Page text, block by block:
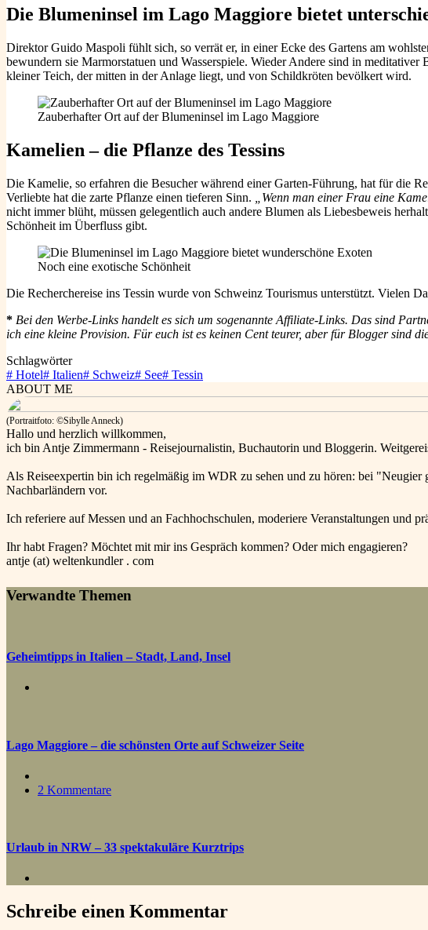
Die Blumeninsel im Lago Maggiore bietet
Direktor Guido Maspoli fühlt sich, so verrät er, in einer Ecke des Gartens am
bewundern sie Marmorstatuen und Wasserspiele. Wieder Andere sind in
kleiner Teich, der mitten in der Anlage liegt, und von Schildkröten bevölkert wird.
Zauberhafter Ort auf der Blumeninsel im Lago Maggiore
Kamelien – die Pflanze des Tessins
Die Kamelie, so erfahren die Besucher während einer Garten-Führung, hat für die
Verliebte hat die zarte Pflanze einen tieferen Sinn.
„Wenn man einer Frau eine
nicht immer blüht, müssen gelegentlich auch andere Blumen als Liebesbeweis
Schönheit im Überfluss gibt.
Noch eine exotische Schönheit
Die Recherchereise ins Tessin wurde von Schweinz Tourismus unterstützt. Vielen
* Bei den Werbe-Links handelt es sich um sogenannte Affiliate-Links. Das sind
ich eine kleine Provision. Für euch ist es keinen Cent teurer, aber für Blogger sind
Schlagwörter
# Hotel# Italien# Schweiz# See# Tessin
ABOUT ME
(Portraitfoto: ©Sibylle Anneck)
Hallo und herzlich willkommen,
ich bin Antje Zimmermann - Reisejournalistin, Buchautorin und Bloggerin.
Als Reiseexpertin bin ich regelmäßig im WDR zu sehen und zu hören: bei
Nachbarländern vor.
Ich referiere auf Messen und an Fachhochschulen, moderiere Veranstaltungen und
Ihr habt Fragen? Möchtet mit mir ins Gespräch kommen? Oder mich engagieren?
antje (at) weltenkundler . com
Verwandte Themen
Geheimtipps in Italien – Stadt, Land, Insel
Lago Maggiore – die schönsten Orte auf Schweizer Seite
2 Kommentare
Urlaub in NRW – 33 spektakuläre Kurztrips
Schreibe einen Kommentar